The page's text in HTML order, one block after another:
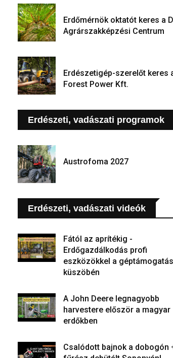
Erdőmérnök oktatót keres a
Agrárszakképzési Centrum
Erdészetigép-szerelőt keres
Forest Power Kft.
Erdészeti, vadászati programok
Austrofoma 2027
Erdészeti, vadászati videók
Fától az aprítékig -
Erdőgazdálkodás profi
eszközökkel a géptámogatás
küszöbén
A John Deere legnagyobb
harvestere először a magyar
erdőkben
Csalódott bajnok a dobogón